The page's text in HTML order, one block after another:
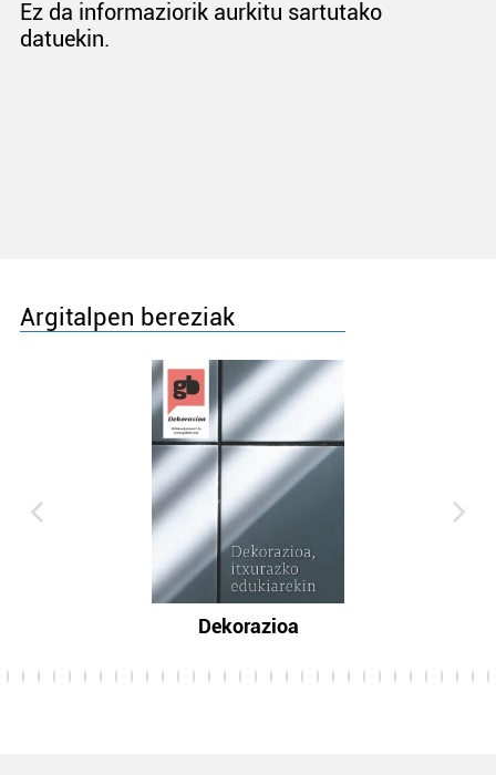
Ez da informaziorik aurkitu sartutako
datuekin.
Argitalpen bereziak
Dekorazioa